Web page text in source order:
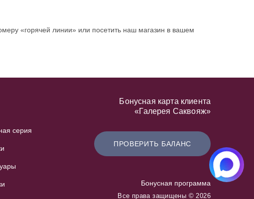
«горячей линии» или посетить наш магазин в вашем
серия
Бонусная карта клиента
«Галерея Саквояж»
ПРОВЕРИТЬ БАЛАНС
Бонусная программа
Все права защищены © 2026